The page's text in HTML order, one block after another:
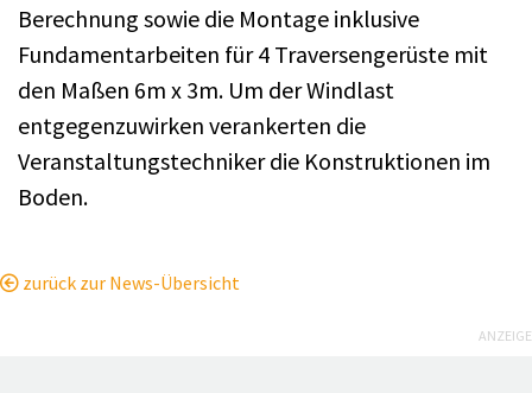
Berechnung sowie die Montage inklusive
Fundamentarbeiten für 4 Traversengerüste mit
den Maßen 6m x 3m. Um der Windlast
entgegenzuwirken verankerten die
Veranstaltungstechniker die Konstruktionen im
Boden.
zurück zur News-Übersicht
ANZEIGE